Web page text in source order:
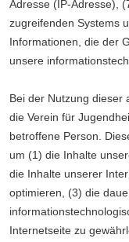
Adresse (IP-Adresse),
zugreifenden Systems
Informationen, die der
unsere
Bei der Nutzung dieser
die Verein für
betroffene Person.
um (1) die Inhalte
die Inhalte unserer
optimieren, (3) die
Internetseite zu